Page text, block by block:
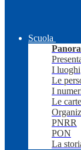
Scuola
I luoghi
Le
I
Le
PNRR
PON
La